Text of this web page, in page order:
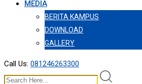
MEDIA
BERITA KAMPUS
DOWNLOAD
GALLERY
Call Us: 081246263300